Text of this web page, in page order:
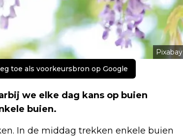
Pixabay
toe als voorkeursbron op Google
we elke dag kans op buien
buien.
In de middag trekken enkele buien